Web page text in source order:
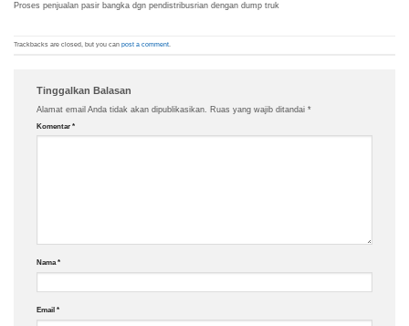
Proses penjualan pasir bangka dgn pendistribusrian dengan dump truk
Trackbacks are closed, but you can post a comment.
Tinggalkan Balasan
Alamat email Anda tidak akan dipublikasikan. Ruas yang wajib ditandai *
Komentar *
Nama*
Email *